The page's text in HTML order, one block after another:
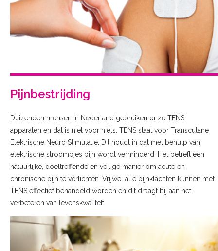
Pijnbestrijding
Duizenden mensen in Nederland gebruiken onze TENS-
apparaten en dat is niet voor niets. TENS staat voor Transcutane
Elektrische Neuro Stimulatie. Dit houdt in dat met behulp van
elektrische stroompjes pijn wordt verminderd. Het betreft een
natuurlijke, doeltreffende en veilige manier om acute en
chronische pijn te verlichten. Vrijwel alle pijnklachten kunnen met
TENS effectief behandeld worden en dit draagt bij aan het
verbeteren van levenskwaliteit.